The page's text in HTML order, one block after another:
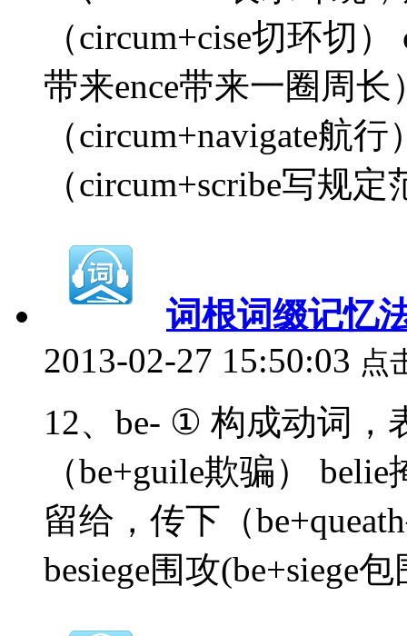
（circum+cise切环切
带来ence带来一圈周长
（circum+navigate航
（circum+scribe写规定
词根词缀记忆
2013-02-27 15:50:03 点
12、be- ① 构成动词，
（be+guile欺骗）
留给，传下（
besiege围攻(be+siege